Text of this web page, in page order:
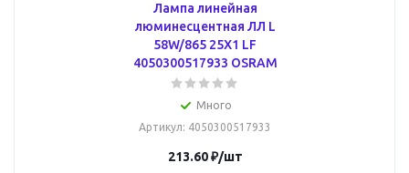
Лампа линейная
люминесцентная ЛЛ L
58W/865 25X1 LF
4050300517933 OSRAM
Много
Артикул: 4050300517933
213.60₽/шт